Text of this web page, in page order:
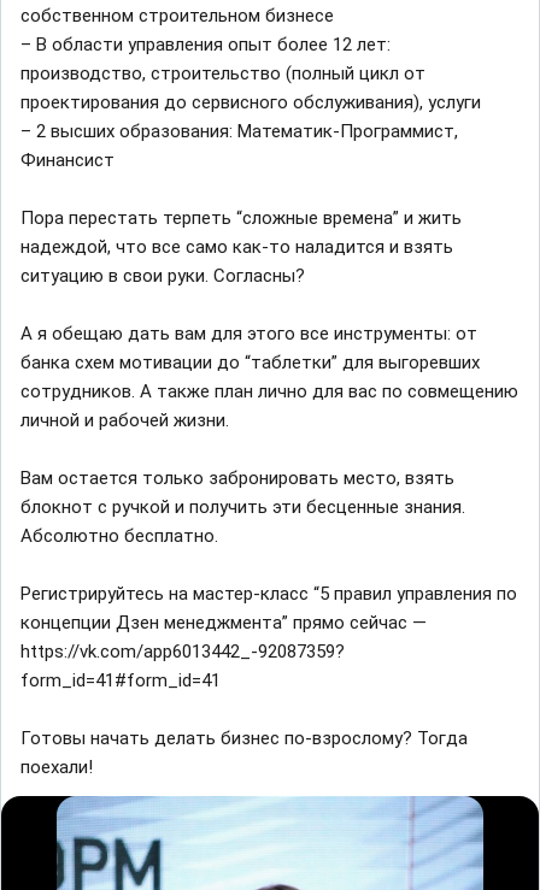
собственном строительном бизнесе
– В области управления опыт более 12 лет:
производство, строительство (полный цикл от
проектирования до сервисного обслуживания), услуги
– 2 высших образования: Математик-Программист,
Финансист
Пора перестать терпеть “сложные времена” и жить
надеждой, что все само как-то наладится и взять
ситуацию в свои руки. Согласны?
А я обещаю дать вам для этого все инструменты: от
банка схем мотивации до “таблетки” для выгоревших
сотрудников. А также план лично для вас по совмещению
личной и рабочей жизни.
Вам остается только забронировать место, взять
блокнот с ручкой и получить эти бесценные знания.
Абсолютно бесплатно.
Регистрируйтесь на мастер-класс “5 правил управления по
концепции Дзен менеджмента” прямо сейчас —
https://vk.com/app6013442_-92087359?
form_id=41#form_id=41
Готовы начать делать бизнес по-взрослому? Тогда
поехали!